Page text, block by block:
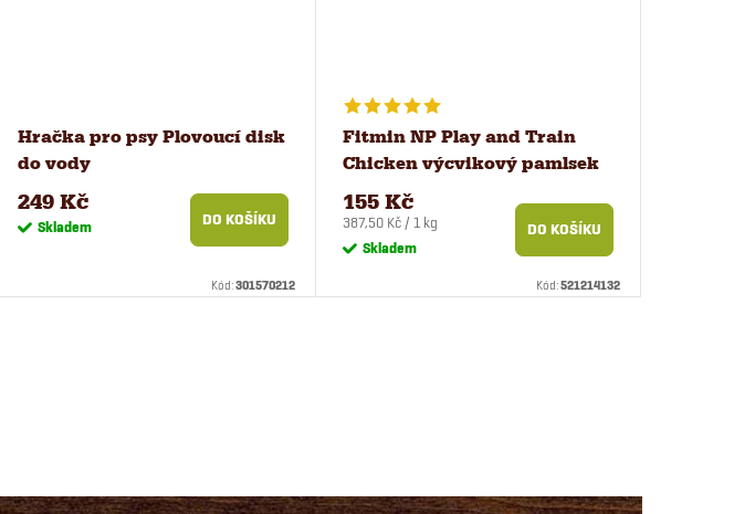
Hračka pro psy Plovoucí disk
do vody
249 Kč
Skladem DO KOŠÍKU
Kód:301570212
Fitmin NP Play and Train
Chicken výcvikový pamlsek
400 g
155 Kč
Měrná
cena:
387,50 Kč / 1 kg
Skladem
DO KOŠÍKU
Kód:521214132